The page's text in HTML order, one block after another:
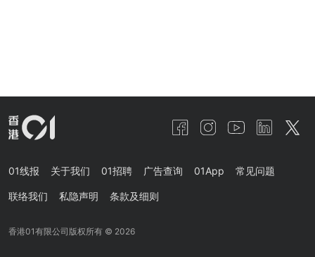
01线报 关于我们 01招聘 广告查询 01App 常见问题
联络我们 私隐声明 条款及细则
香港01有限公司版权所有 © 2026